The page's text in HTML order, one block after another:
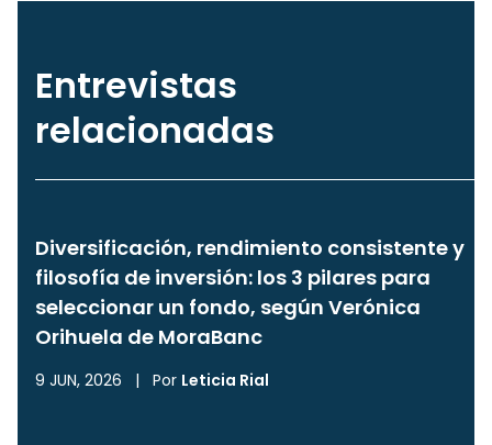
Entrevistas
relacionadas
Diversificación, rendimiento consistente y
filosofía de inversión: los 3 pilares para
seleccionar un fondo, según Verónica
Orihuela de MoraBanc
9 JUN, 2026 | Por Leticia Rial